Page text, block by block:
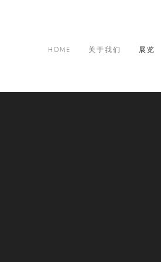
HOME 关于我们 展览